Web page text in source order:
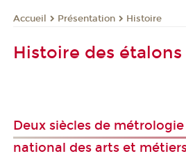
Accueil Présentation Histoire
Histoire des étalons
Deux siècles de
national des arts et